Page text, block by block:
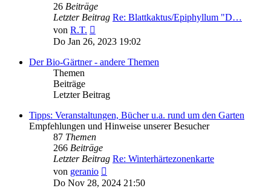
26 Beiträge
Letzter Beitrag Re: Blattkaktus/Epiphyllum "D…
von R.T.
Beitrag
Do Jan 26, 2023 19:02
Der Bio-Gärtner - andere Themen
Themen
Beiträge
Letzter Beitrag
Tipps: Veranstaltungen, Bücher u.a. rund um den Garten
Empfehlungen und Hinweise unserer Besucher
87 Themen
266 Beiträge
Letzter Beitrag Re: Winterhärtezonenkarte
von geranio
Beitrag
Do Nov 28, 2024 21:50